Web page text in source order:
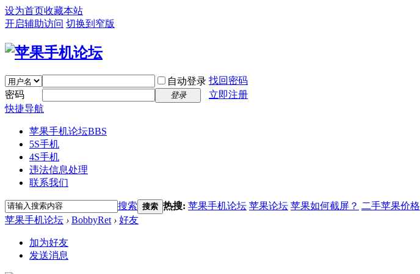
设为首页收藏本站
开启辅助访问 切换到窄版
自动登录 找回密码
密码
登录
立即注册
快捷导航
苹果手机论坛BBS
5S手机
4S手机
违法信息处理
联系我们
搜索 搜索 热搜: 苹果手机论坛 苹果论坛 苹果如何截屏？ 二手苹果价格
苹果手机论坛 › BobbyRet › 好友
加为好友
发送消息